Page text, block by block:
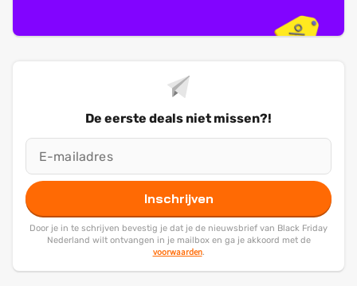
De eerste deals niet missen?!
Inschrijven
Door je in te schrijven bevestig je dat je de nieuwsbrief van Black Friday
Nederland wilt ontvangen in je mailbox en ga je akkoord met de
voorwaarden.